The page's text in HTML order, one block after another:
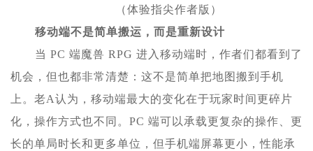
（体验指尖作者版）
移动端不是简单搬运，而是重新设计
当 PC 端魔兽 RPG 进入移动端时，作者们都看到了
机会，但也都非常清楚：这不是简单把地图搬到手机
上。老A认为，移动端最大的变化在于玩家时间更碎片
化，操作方式也不同。PC 端可以承载更复杂的操作、更
长的单局时长和更多单位，但手机端屏幕更小，性能承